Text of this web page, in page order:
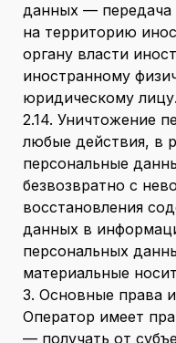
данных — передача
на территорию
органу власти
иностранному
юридическому лицу.
2.14. Уничтожение
любые действия, в
персональные
безвозвратно с
восстановления
данных в
персональных
материальные
3. Основные права
Оператор имеет
— получать от